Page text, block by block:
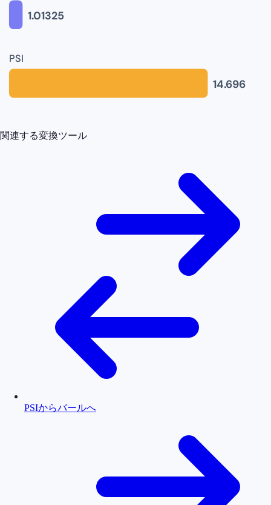
1.01325
PSI
14.696
関連する変換ツール
PSIからバールへ